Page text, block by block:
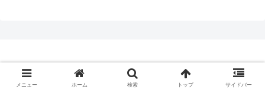
Copyright © 2009-2026 CBN Blog All Rights Reserved.
メニュー ホーム 検索 トップ サイドバー